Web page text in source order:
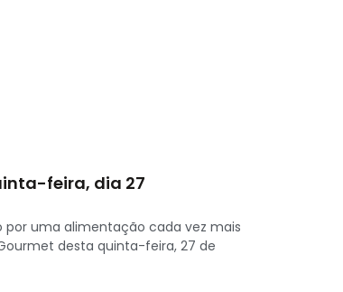
feira, dia 27
por uma alimentação cada vez mais
desta quinta-feira, 27 de